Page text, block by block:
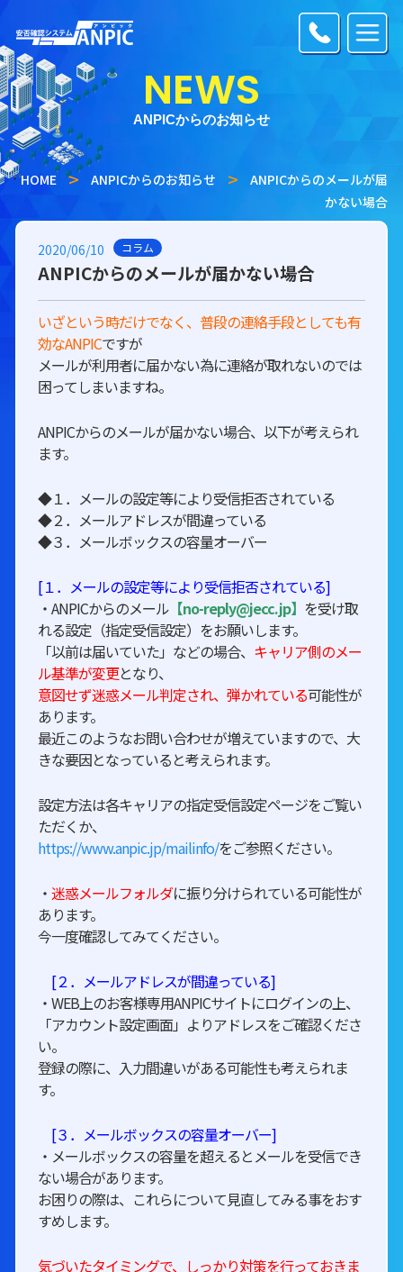
NEWS
ANPICからのお知らせ
HOME ANPICからのお知らせ
ANPICからのメールが届
かない場合
2020/06/10 コラム
ANPICからのメールが届かない場合
いざという時だけでなく、普段の連絡手段としても有
効なANPICですが
メールが利用者に届かない為に連絡が取れないのでは
困ってしまいますね。
ANPICからのメールが届かない場合、以下が考えられ
ます。
◆１．メールの設定等により受信拒否されている
◆２．メールアドレスが間違っている
◆３．メールボックスの容量オーバー
[１．メールの設定等により受信拒否されている]
・ANPICからのメール 【no-reply@jecc.jp】 を受け取
れる設定（指定受信設定）をお願いします。
「以前は届いていた」などの場合、 キャリア側のメー
ル基準が変更となり、
意図せず迷惑メール判定され、弾かれている可能性が
あります。
最近このようなお問い合わせが増えていますので、大
きな要因となっていると考えられます。
設定方法は各キャリアの指定受信設定ページをご覧い
ただくか、
https://www.anpic.jp/mailinfo/をご参照ください。
・ 迷惑メールフォルダに振り分けられている可能性が
あります。
今一度確認してみてください。
[２．メールアドレスが間違っている]
・WEB上のお客様専用ANPICサイトにログインの上、
「アカウント設定画面」よりアドレスをご確認くださ
い。
登録の際に、入力間違いがある可能性も考えられま
す。
[３．メールボックスの容量オーバー]
・メールボックスの容量を超えるとメールを受信でき
ない場合があります。
お困りの際は、これらについて見直してみる事をおす
すめします。
気づいたタイミングで、しっかり対策を行っておきま